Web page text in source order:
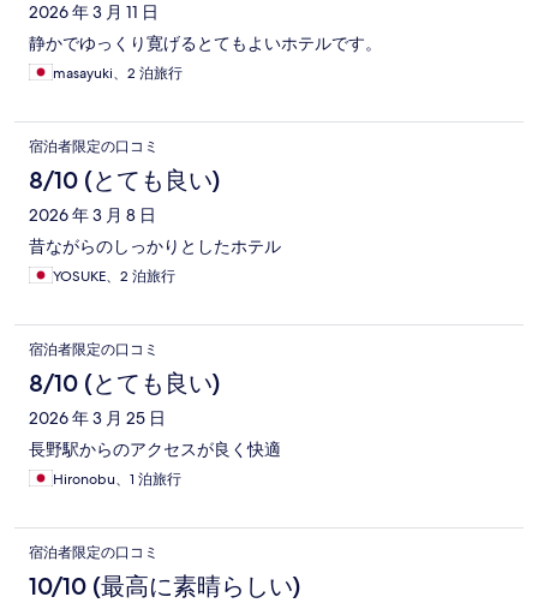
ミ
2026 年 3 月 11 日
静かでゆっくり寛げるとてもよいホテルです。
masayuki、2 泊旅行
宿泊者限定の口コミ
8/10 (とても良い)
2026 年 3 月 8 日
昔ながらのしっかりとしたホテル
YOSUKE、2 泊旅行
宿泊者限定の口コミ
8/10 (とても良い)
2026 年 3 月 25 日
長野駅からのアクセスが良く快適
Hironobu、1 泊旅行
宿泊者限定の口コミ
10/10 (最高に素晴らしい)